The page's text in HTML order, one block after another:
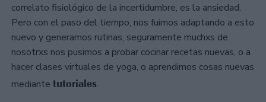
correlato fisiológico de la incertidumbre, es la ansiedad.
Pero con el paso del tiempo, nos fuimos adaptando a esto
nuevo y generamos rutinas, seguramente muchxs de
nosotrxs nos pusimos a probar cocinar recetas nuevas, o a
hacer clases virtuales de yoga, o aprendimos cosas nuevas
mediante tutoriales.